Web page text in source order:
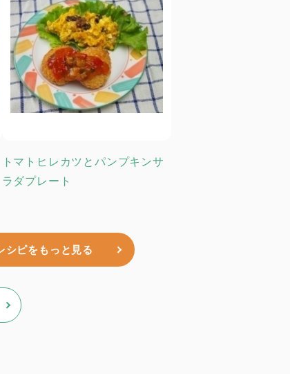
トマトヒレカツとパンプキンサ
ラダプレート
シピをもっと見る